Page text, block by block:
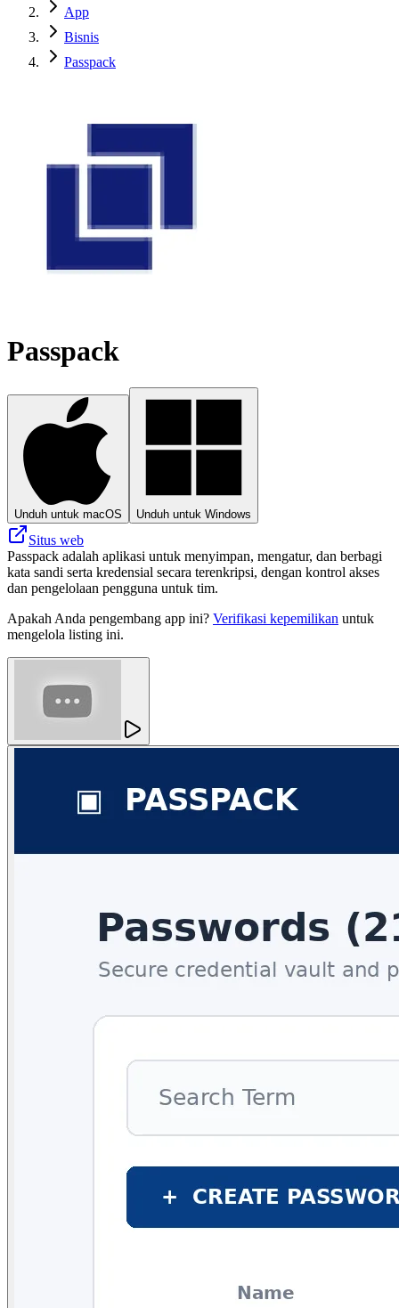
App
Bisnis
Passpack
Passpack
Unduh untuk macOS Unduh untuk Windows
Situs web
Passpack adalah aplikasi untuk menyimpan, mengatur, dan berbagi
kata sandi serta kredensial secara terenkripsi, dengan kontrol akses
dan pengelolaan pengguna untuk tim.
Apakah Anda pengembang app ini? Verifikasi kepemilikan untuk
mengelola listing ini.